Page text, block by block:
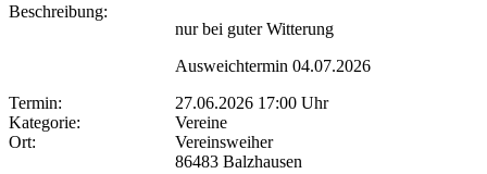
Beschreibung:
nur bei guter Witterung
Ausweichtermin 04.07.2026
Termin:
27.06.2026 17:00 Uhr
Kategorie:
Vereine
Ort:
Vereinsweiher
86483 Balzhausen